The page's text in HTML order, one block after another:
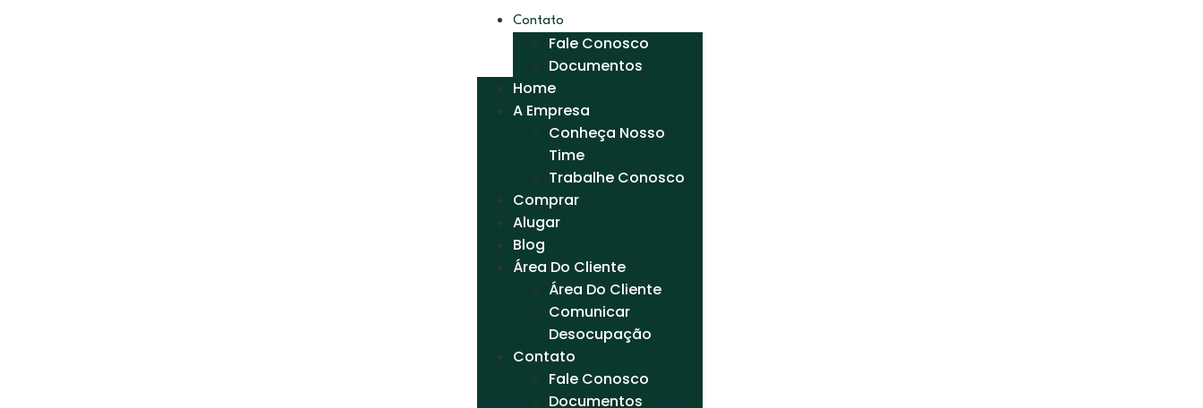
Contato
Fale Conosco
Documentos
Home
A Empresa
Conheça Nosso
Time
Trabalhe Conosco
Comprar
Alugar
Blog
Área Do Cliente
Área Do Cliente
Comunicar
Desocupação
Contato
Fale Conosco
Documentos